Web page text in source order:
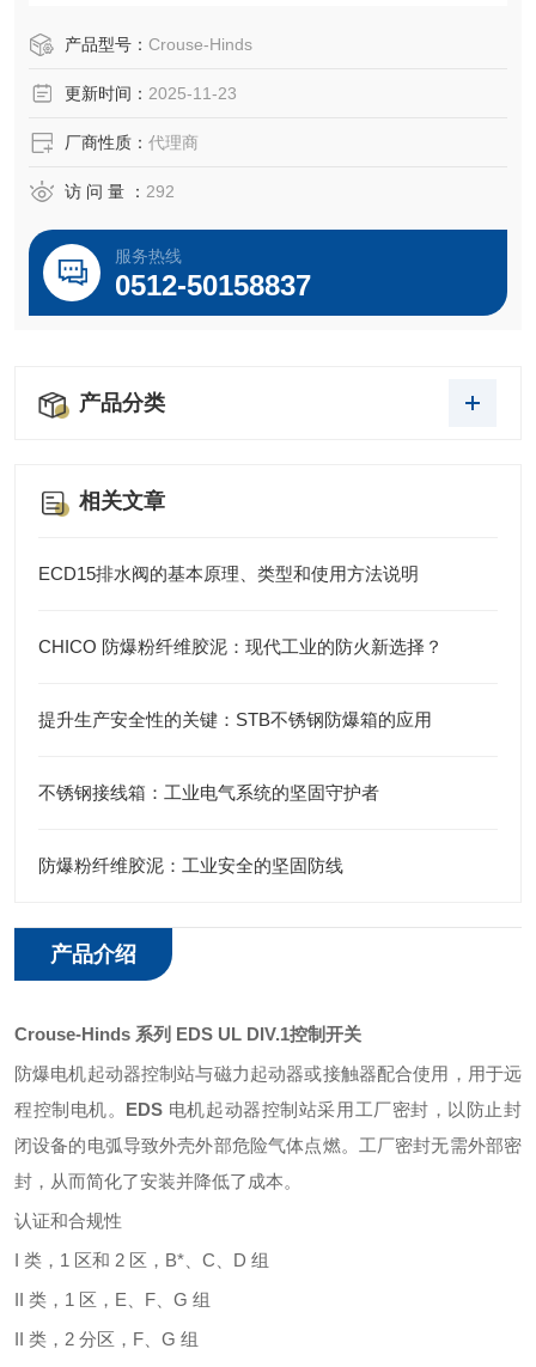
无需外部密封，从而简化了安装并降低了成本。
产品型号： Crouse-Hinds
更新时间： 2025-11-23
厂商性质： 代理商
访 问 量 ： 292
服务热线
0512-50158837
产品分类
相关文章
ECD15排水阀的基本原理、类型和使用方法说明
CHICO 防爆粉纤维胶泥：现代工业的防火新选择？
提升生产安全性的关键：STB不锈钢防爆箱的应用
不锈钢接线箱：工业电气系统的坚固守护者
防爆粉纤维胶泥：工业安全的坚固防线
产品介绍
Crouse-Hinds 系列 EDS UL DIV.1控制开关
防爆电机起动器控制站与磁力起动器或接触器配合使用，用于远
程控制电机。 EDS 电机起动器控制站采用工厂密封，以防止封
闭设备的电弧导致外壳外部危险气体点燃。工厂密封无需外部密
封，从而简化了安装并降低了成本。
认证和合规性
I 类，1 区和 2 区，B*、C、D 组
II 类，1 区，E、F、G 组
II 类，2 分区，F、G 组